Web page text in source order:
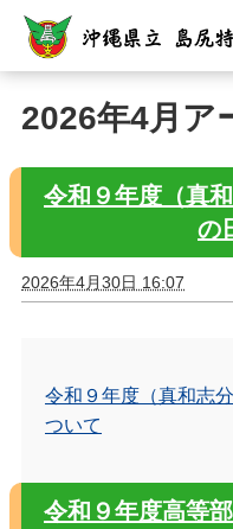
2026年4月ア
令和９年度（真
の
2026年4月30日 16:07
令和９年度（真和志
ついて
令和９年度高等